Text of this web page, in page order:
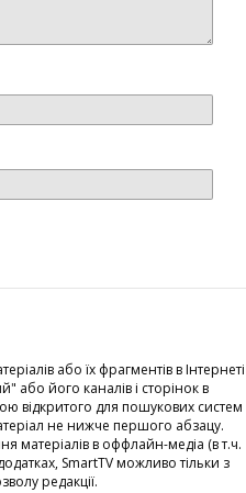
або їх фрагментів в Інтернеті
або його каналів і сторінок в
відкритого для пошукових систем
не нижче першого абзацу.
матеріалів в оффлайн-медіа (в т.ч.
SmartTV можливо тільки з
редакції.